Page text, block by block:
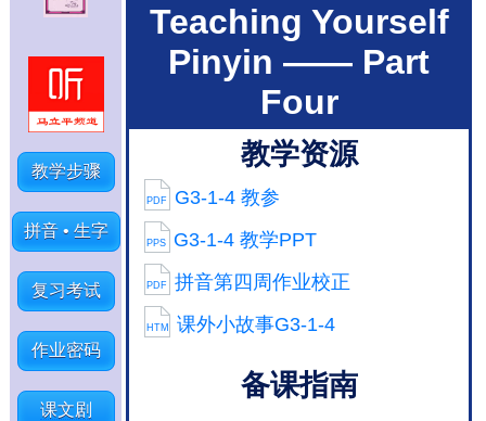
教学步骤
拼音 • 生字
复习考试
作业密码
课文剧
Teaching Yourself
Pinyin —— Part
Four
教学资源
PDF G3-1-4 教参
PPS G3-1-4 教学PPT
PDF 拼音第四周作业校正
HTM 课外小故事G3-1-4
备课指南